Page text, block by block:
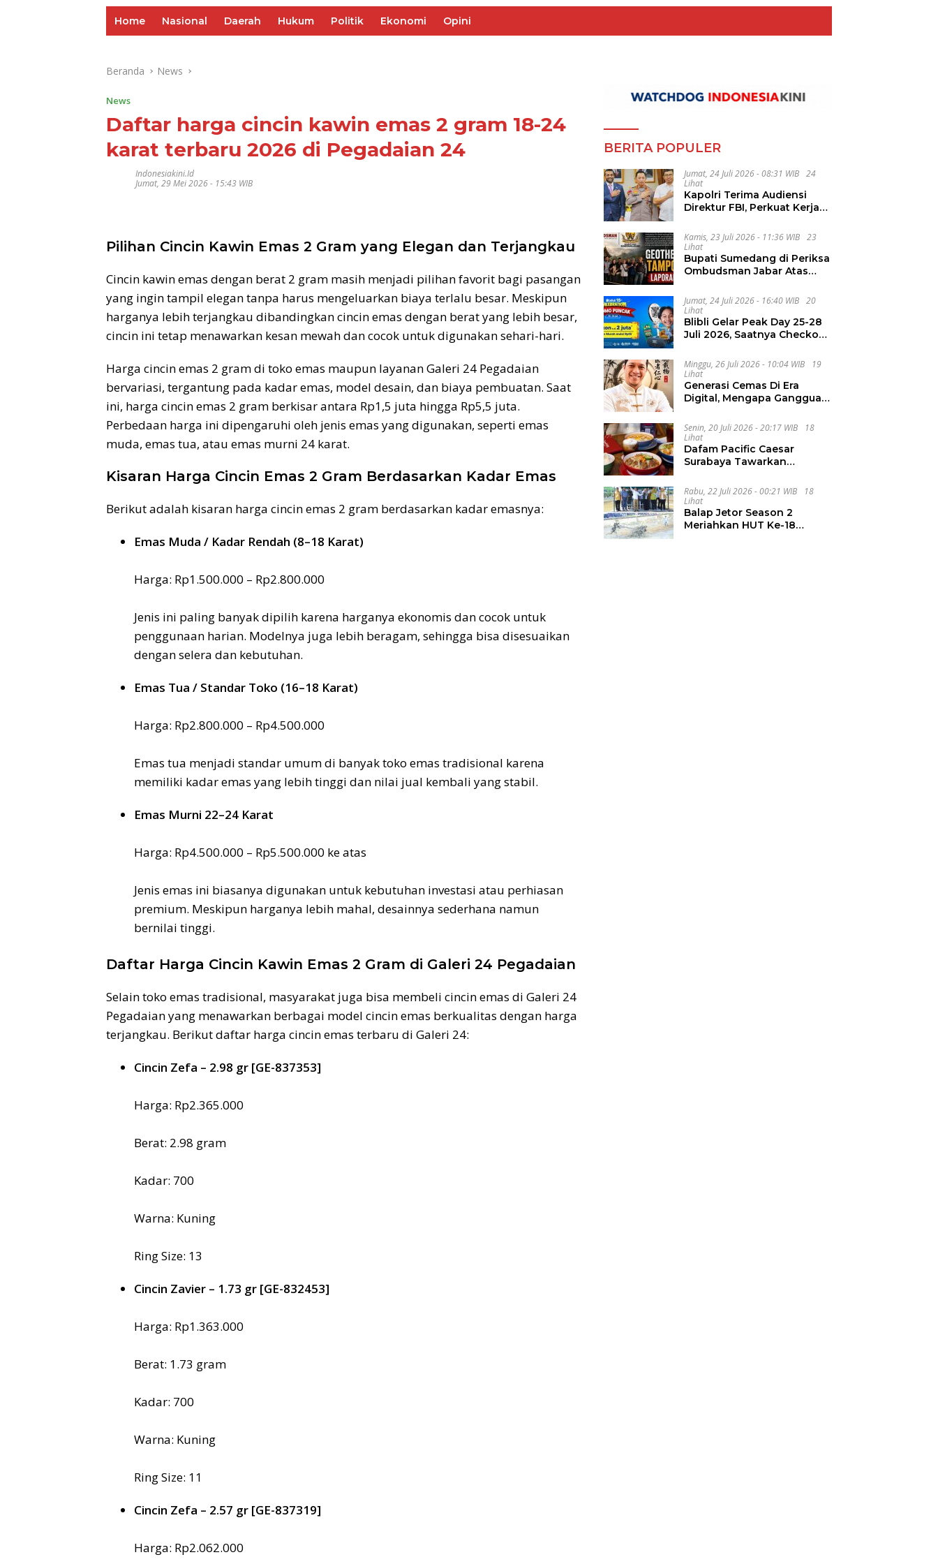
Home Nasional Daerah Hukum Politik Ekonomi Opini
Beranda News
News
Daftar harga cincin kawin emas 2 gram 18-24
karat terbaru 2026 di Pegadaian 24
Indonesiakini.id
Jumat, 29 Mei 2026 - 15:43 WIB
Pilihan Cincin Kawin Emas 2 Gram yang Elegan dan Terjangkau
Cincin kawin emas dengan berat 2 gram masih menjadi pilihan favorit bagi pasangan
yang ingin tampil elegan tanpa harus mengeluarkan biaya terlalu besar. Meskipun
harganya lebih terjangkau dibandingkan cincin emas dengan berat yang lebih besar,
cincin ini tetap menawarkan kesan mewah dan cocok untuk digunakan sehari-hari.
Harga cincin emas 2 gram di toko emas maupun layanan Galeri 24 Pegadaian
bervariasi, tergantung pada kadar emas, model desain, dan biaya pembuatan. Saat
ini, harga cincin emas 2 gram berkisar antara Rp1,5 juta hingga Rp5,5 juta.
Perbedaan harga ini dipengaruhi oleh jenis emas yang digunakan, seperti emas
muda, emas tua, atau emas murni 24 karat.
Kisaran Harga Cincin Emas 2 Gram Berdasarkan Kadar Emas
Berikut adalah kisaran harga cincin emas 2 gram berdasarkan kadar emasnya:
Emas Muda / Kadar Rendah (8–18 Karat)
Harga: Rp1.500.000 – Rp2.800.000
Jenis ini paling banyak dipilih karena harganya ekonomis dan cocok untuk
penggunaan harian. Modelnya juga lebih beragam, sehingga bisa disesuaikan
dengan selera dan kebutuhan.
Emas Tua / Standar Toko (16–18 Karat)
Harga: Rp2.800.000 – Rp4.500.000
Emas tua menjadi standar umum di banyak toko emas tradisional karena
memiliki kadar emas yang lebih tinggi dan nilai jual kembali yang stabil.
Emas Murni 22–24 Karat
Harga: Rp4.500.000 – Rp5.500.000 ke atas
Jenis emas ini biasanya digunakan untuk kebutuhan investasi atau perhiasan
premium. Meskipun harganya lebih mahal, desainnya sederhana namun
bernilai tinggi.
Daftar Harga Cincin Kawin Emas 2 Gram di Galeri 24 Pegadaian
Selain toko emas tradisional, masyarakat juga bisa membeli cincin emas di Galeri 24
Pegadaian yang menawarkan berbagai model cincin emas berkualitas dengan harga
terjangkau. Berikut daftar harga cincin emas terbaru di Galeri 24:
Cincin Zefa – 2.98 gr [GE-837353]
Harga: Rp2.365.000
Berat: 2.98 gram
Kadar: 700
Warna: Kuning
Ring Size: 13
Cincin Zavier – 1.73 gr [GE-832453]
Harga: Rp1.363.000
Berat: 1.73 gram
Kadar: 700
Warna: Kuning
Ring Size: 11
Cincin Zefa – 2.57 gr [GE-837319]
Harga: Rp2.062.000
BERITA POPULER
Jumat, 24 Juli 2026 - 08:31 WIB
24
Lihat
Kapolri Terima Audiensi
Direktur FBI, Perkuat Kerja
Kejahatan Transnasional
Kamis, 23 Juli 2026 - 11:36 WIB
23
Lihat
Bupati Sumedang di Periksa
Ombudsman Jabar Atas
Pelelangan Geothermal
Tampomas
Jumat, 24 Juli 2026 - 16:40 WIB
20
Lihat
Blibli Gelar Peak Day 25-28
Juli 2026, Saatnya Checkout
Minggu, 26 Juli 2026 - 10:04 WIB
19
Lihat
Generasi Cemas Di Era
Digital, Mengapa Gangguan
Meningkat
Senin, 20 Juli 2026 - 20:17 WIB
18
Lihat
Dafam Pacific Caesar
Surabaya Tawarkan
Lewat The Late Shift
Rabu, 22 Juli 2026 - 00:21 WIB
18
Lihat
Balap Jetor Season 2
Meriahkan HUT Ke-18